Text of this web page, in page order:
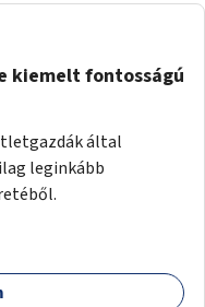
kiemelt fontosságú
által
leginkább